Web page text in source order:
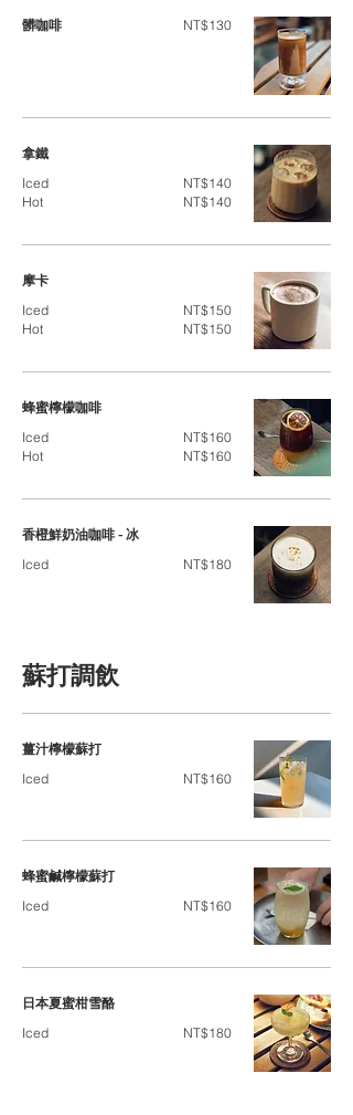
髒咖啡 NT$130
拿鐵
Iced
NT$140
Hot
NT$140
摩卡
Iced
NT$150
Hot
NT$150
蜂蜜檸檬咖啡
Iced
NT$160
Hot
NT$160
香橙鮮奶油咖啡 - 冰
Iced
NT$180
蘇打調飲
薑汁檸檬蘇打
Iced
NT$160
蜂蜜鹹檸檬蘇打
Iced
NT$160
日本夏蜜柑雪酪
Iced
NT$180